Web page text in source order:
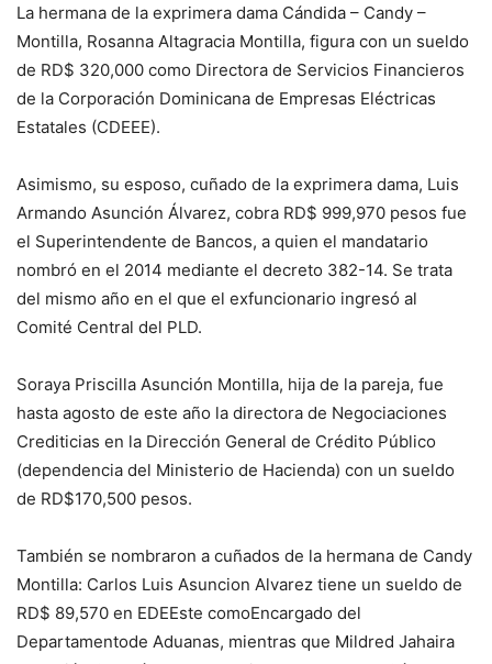
La hermana de la exprimera dama Cándida – Candy –
Montilla, Rosanna Altagracia Montilla, figura con un sueldo
de RD$ 320,000 como Directora de Servicios Financieros
de la Corporación Dominicana de Empresas Eléctricas
Estatales (CDEEE).
Asimismo, su esposo, cuñado de la exprimera dama, Luis
Armando Asunción Álvarez, cobra RD$ 999,970 pesos fue
el Superintendente de Bancos, a quien el mandatario
nombró en el 2014 mediante el decreto 382-14. Se trata
del mismo año en el que el exfuncionario ingresó al
Comité Central del PLD.
Soraya Priscilla Asunción Montilla, hija de la pareja, fue
hasta agosto de este año la directora de Negociaciones
Crediticias en la Dirección General de Crédito Público
(dependencia del Ministerio de Hacienda) con un sueldo
de RD$170,500 pesos.
También se nombraron a cuñados de la hermana de Candy
Montilla: Carlos Luis Asuncion Alvarez tiene un sueldo de
RD$ 89,570 en EDEEste comoEncargado del
Departamentode Aduanas, mientras que Mildred Jahaira